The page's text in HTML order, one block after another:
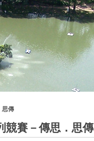
思傳
競賽－傳思．思傳